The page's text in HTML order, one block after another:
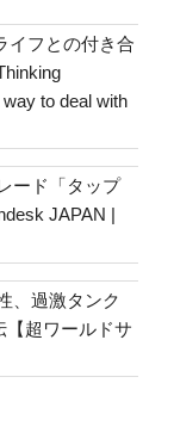
イフとの付き合
to deal with
ード「タップ
JAPAN |
、過激タンク
【超ワールドサ